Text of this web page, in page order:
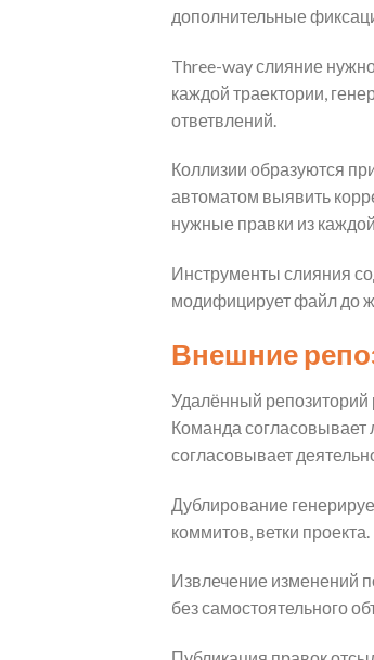
дополнительные
Three-way слияние
каждой траектории,
ответвлений.
Коллизии образуются
автоматом выявить
нужные правки из
Инструменты слияния
модифицирует файл до
Внешние
Удалённый репозиторий
Команда согласовывает
согласовывает
Дублирование
коммитов, ветки
Извлечение изменений
без самостоятельного